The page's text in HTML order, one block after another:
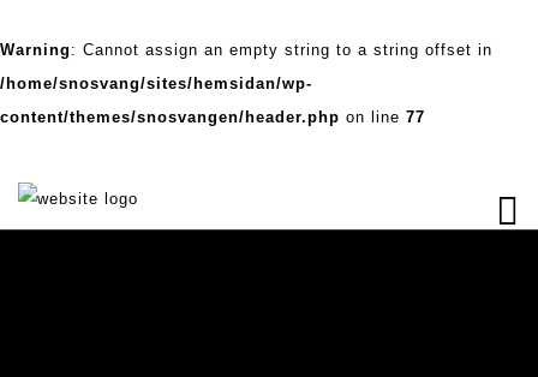
Warning : Cannot assign an empty string to a string offset in
/home/snosvang/sites/hemsidan/wp-
content/themes/snosvangen/header.php on line 77